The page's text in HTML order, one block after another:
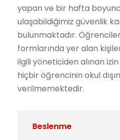
yapan ve bir hafta
ulaşabildiğimiz güvenlik
bulunmaktadır.
formlarında yer alan
ilgili yöneticiden alınan
hiçbir öğrencinin okul
verilmemektedir.
Beslenme